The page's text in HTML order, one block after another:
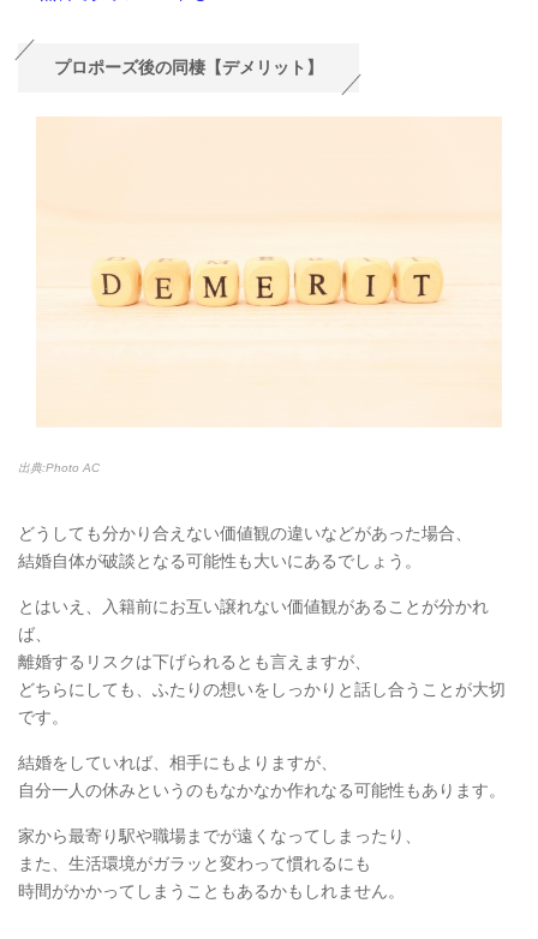
プロポーズ後の同棲【デメリット】
出典:Photo AC
どうしても分かり合えない価値観の違いなどがあった場合、
結婚自体が破談となる可能性も大いにあるでしょう。
とはいえ、入籍前にお互い譲れない価値観があることが分かれ
ば、
離婚するリスクは下げられるとも言えますが、
どちらにしても、ふたりの想いをしっかりと話し合うことが大切
です。
結婚をしていれば、相手にもよりますが、
自分一人の休みというのもなかなか作れなる可能性もあります。
家から最寄り駅や職場までが遠くなってしまったり、
また、生活環境がガラッと変わって慣れるにも
時間がかかってしまうこともあるかもしれません。